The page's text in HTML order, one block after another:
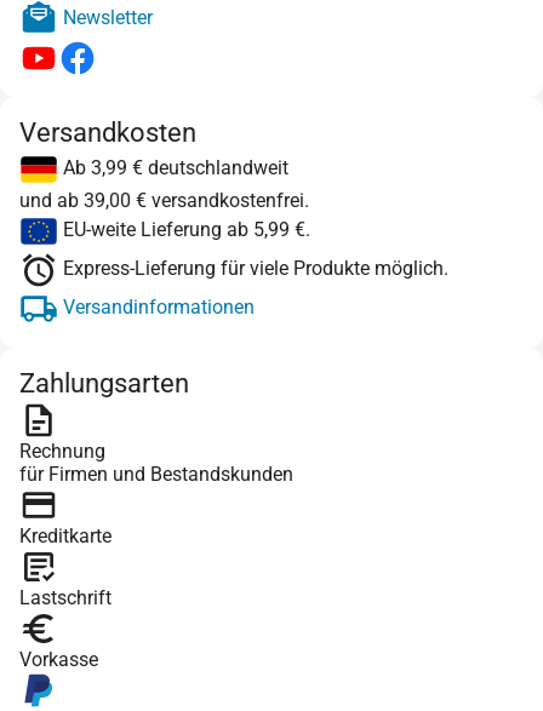
Newsletter
Versandkosten
Ab 3,99 € deutschlandweit
und ab 39,00 € versandkostenfrei.
EU-weite Lieferung ab 5,99 €.
Express-Lieferung für viele Produkte möglich.
Versandinformationen
Zahlungsarten
Rechnung
für Firmen und Bestandskunden
Kreditkarte
Lastschrift
Vorkasse